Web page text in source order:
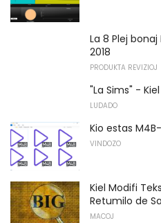
La 8 Plej bonaj
2018
PRODUKTA REVIZIOJ
"La Sims" -
LUDADO
Kio estas
VINDOZO
Kiel Modifi
Retumilo de
MACOJ